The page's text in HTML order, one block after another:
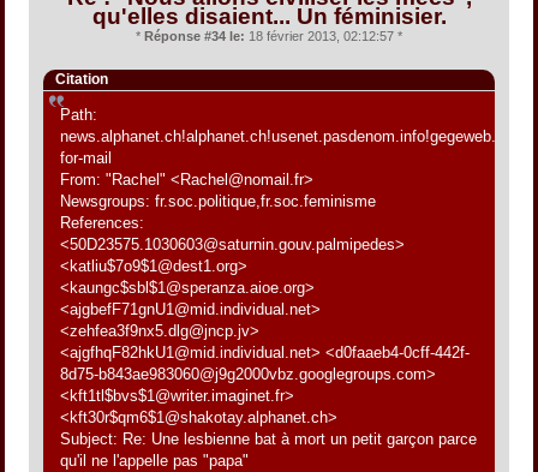
qu'elles disaient... Un féminisier.
* Réponse #34 le: 18 février 2013, 02:12:57 *
Citation
Path:
for-mail
From: "Rachel" <Rachel@nomail.fr>
Newsgroups: fr.soc.politique,fr.soc.feminisme
References:
<50D23575.1030603@saturnin.gouv.palmipedes>
<katliu$7o9$1@dest1.org>
<kaungc$sbl$1@speranza.aioe.org>
<ajgbefF71gnU1@mid.individual.net>
<zehfea3f9nx5.dlg@jncp.jv>
<ajgfhqF82hkU1@mid.individual.net> <d0faaeb4-0cff-442f-
8d75-b843ae983060@j9g2000vbz.googlegroups.com>
<kft1tl$bvs$1@writer.imaginet.fr>
<kft30r$qm6$1@shakotay.alphanet.ch>
Subject: Re: Une lesbienne bat à mort un petit garçon parce
qu'il ne l'appelle pas "papa"